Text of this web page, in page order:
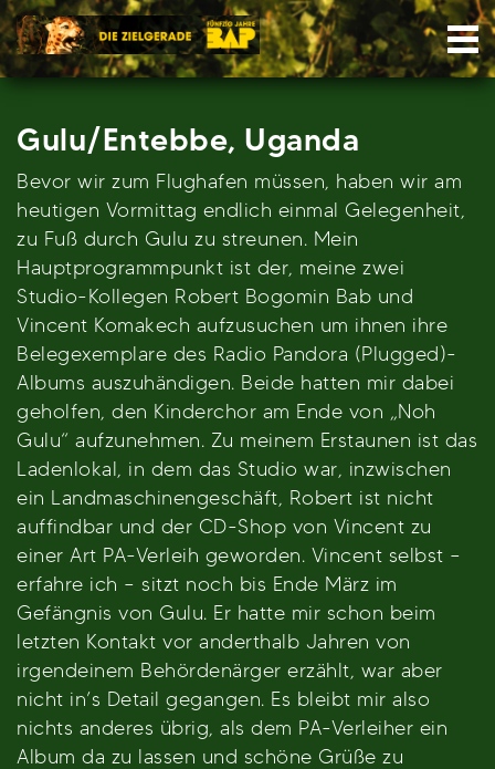
Skip
to
content
Gulu/Entebbe, Uganda
Bevor wir zum Flughafen müssen, haben wir am
heutigen Vormittag endlich einmal Gelegenheit,
zu Fuß durch Gulu zu streunen. Mein
Hauptprogrammpunkt ist der, meine zwei
Studio-Kollegen Robert Bogomin Bab und
Vincent Komakech aufzusuchen um ihnen ihre
Belegexemplare des Radio Pandora (Plugged)-
Albums auszuhändigen. Beide hatten mir dabei
geholfen, den Kinderchor am Ende von „Noh
Gulu“ aufzunehmen. Zu meinem Erstaunen ist das
Ladenlokal, in dem das Studio war, inzwischen
ein Landmaschinengeschäft, Robert ist nicht
auffindbar und der CD-Shop von Vincent zu
einer Art PA-Verleih geworden. Vincent selbst –
erfahre ich – sitzt noch bis Ende März im
Gefängnis von Gulu. Er hatte mir schon beim
letzten Kontakt vor anderthalb Jahren von
irgendeinem Behördenärger erzählt, war aber
nicht in’s Detail gegangen. Es bleibt mir also
nichts anderes übrig, als dem PA-Verleiher ein
Album da zu lassen und schöne Grüße zu